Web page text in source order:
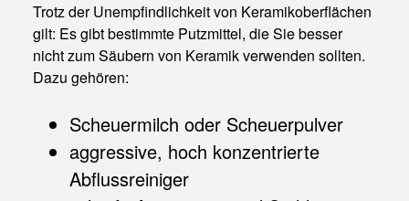
Trotz der Unempfindlichkeit von Keramikoberflächen
gilt: Es gibt bestimmte Putzmittel, die Sie besser
nicht zum Säubern von Keramik verwenden sollten.
Dazu gehören:
Scheuermilch oder Scheuerpulver
aggressive, hoch konzentrierte
Abflussreiniger